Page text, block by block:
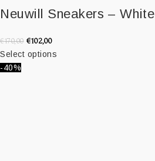
Neuwill Sneakers – White
€170,00 €102,00
Select options
-40%